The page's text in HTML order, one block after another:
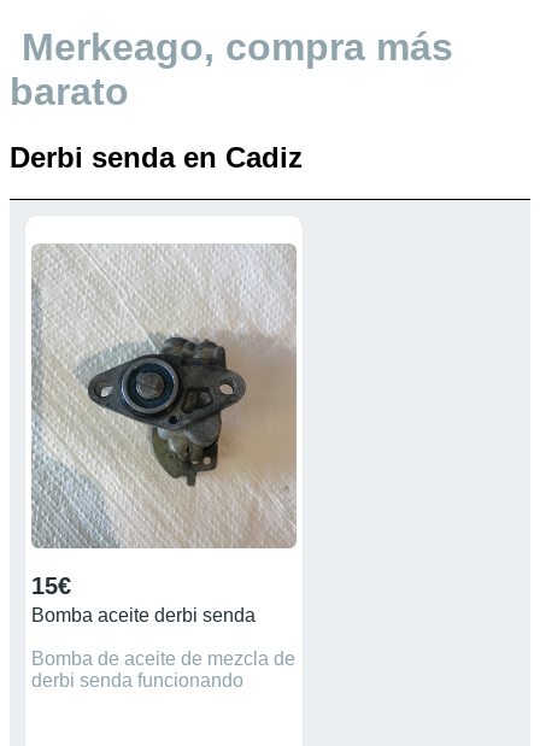
Merkeago, compra más
barato
Derbi senda en Cadiz
15€
Bomba aceite derbi senda
Bomba de aceite de mezcla de
derbi senda funcionando